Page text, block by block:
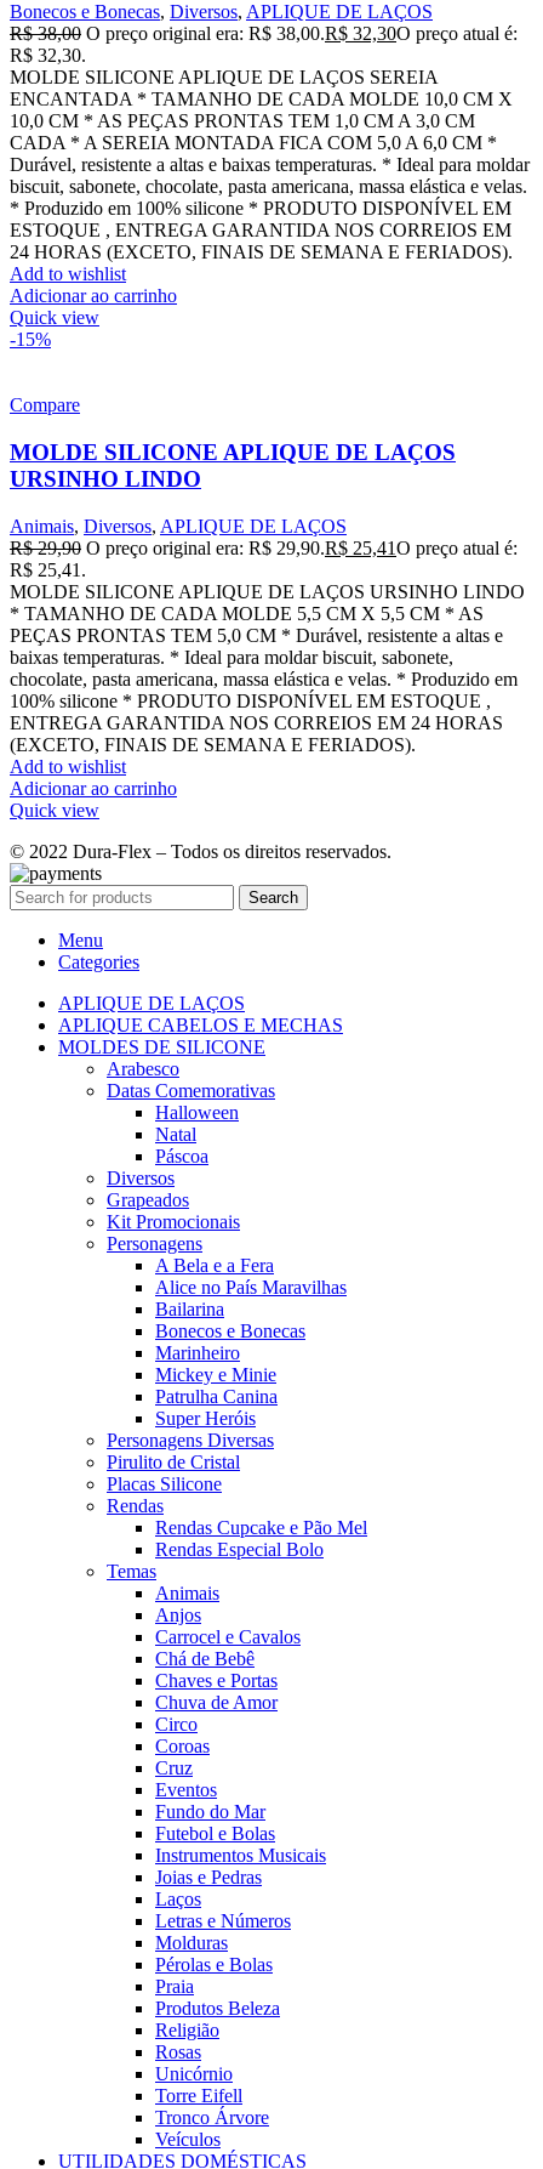
Bonecos e Bonecas, Diversos, APLIQUE DE LAÇOS
R$38,00 O preço original era: R$ 38,00.R$ 32,30O preço atual é:
R$ 32,30.
MOLDE SILICONE APLIQUE DE LAÇOS SEREIA
ENCANTADA * TAMANHO DE CADA MOLDE 10,0 CM X
10,0 CM * AS PEÇAS PRONTAS TEM 1,0 CM A 3,0 CM
CADA * A SEREIA MONTADA FICA COM 5,0 A 6,0 CM *
Durável, resistente a altas e baixas temperaturas. * Ideal para moldar
biscuit, sabonete, chocolate, pasta americana, massa elástica e velas.
* Produzido em 100% silicone * PRODUTO DISPONÍVEL EM
ESTOQUE , ENTREGA GARANTIDA NOS CORREIOS EM
24 HORAS (EXCETO, FINAIS DE SEMANA E FERIADOS).
Add to wishlist
Adicionar ao carrinho
Quick view
-15%
Compare
MOLDE SILICONE APLIQUE DE LAÇOS
URSINHO LINDO
Animais, Diversos, APLIQUE DE LAÇOS
R$29,90 O preço original era: R$ 29,90.R$ 25,41O preço atual é:
R$ 25,41.
MOLDE SILICONE APLIQUE DE LAÇOS URSINHO LINDO
* TAMANHO DE CADA MOLDE 5,5 CM X 5,5 CM * AS
PEÇAS PRONTAS TEM 5,0 CM * Durável, resistente a altas e
baixas temperaturas. * Ideal para moldar biscuit, sabonete,
chocolate, pasta americana, massa elástica e velas. * Produzido em
100% silicone * PRODUTO DISPONÍVEL EM ESTOQUE ,
ENTREGA GARANTIDA NOS CORREIOS EM 24 HORAS
(EXCETO, FINAIS DE SEMANA E FERIADOS).
Add to wishlist
Adicionar ao carrinho
Quick view
© 2022 Dura-Flex – Todos os direitos reservados.
Search
Menu
Categories
APLIQUE DE LAÇOS
APLIQUE CABELOS E MECHAS
MOLDES DE SILICONE
Arabesco
Datas Comemorativas
Halloween
Natal
Páscoa
Diversos
Grapeados
Kit Promocionais
Personagens
A Bela e a Fera
Alice no País Maravilhas
Bailarina
Bonecos e Bonecas
Marinheiro
Mickey e Minie
Patrulha Canina
Super Heróis
Personagens Diversas
Pirulito de Cristal
Placas Silicone
Rendas
Rendas Cupcake e Pão Mel
Rendas Especial Bolo
Temas
Animais
Anjos
Carrocel e Cavalos
Chá de Bebê
Chaves e Portas
Chuva de Amor
Circo
Coroas
Cruz
Eventos
Fundo do Mar
Futebol e Bolas
Instrumentos Musicais
Joias e Pedras
Laços
Letras e Números
Molduras
Pérolas e Bolas
Praia
Produtos Beleza
Religião
Rosas
Unicórnio
Torre Eifell
Tronco Árvore
Veículos
UTILIDADES DOMÉSTICAS